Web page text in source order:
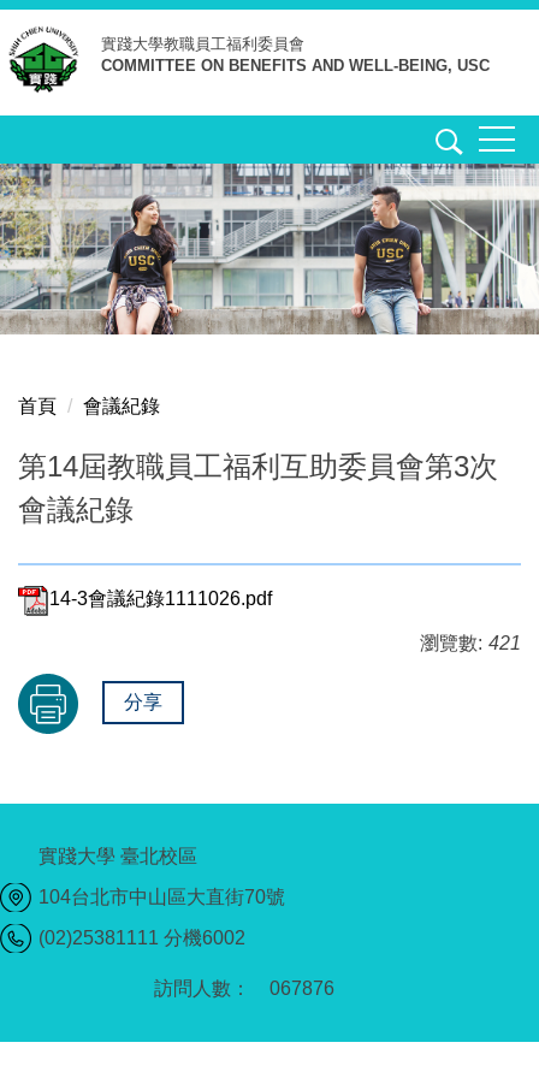
跳
到
主
要
容
區
實踐大學教職員工福利委員會
COMMITTEE ON BENEFITS AND WELL-BEING, USC
首頁 會議紀錄
第14屆教職員工福利互助委員會第3次
會議紀錄
14-3會議紀錄1111026.pdf
瀏覽數: 421
分享
067876
實踐大學 臺北校區
104台北市中山區大直街70號
(02)25381111 分機6002